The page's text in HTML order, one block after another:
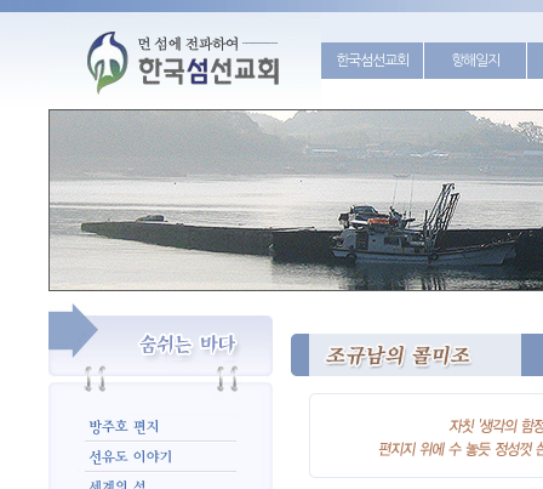
한국섬선교회 항해일지